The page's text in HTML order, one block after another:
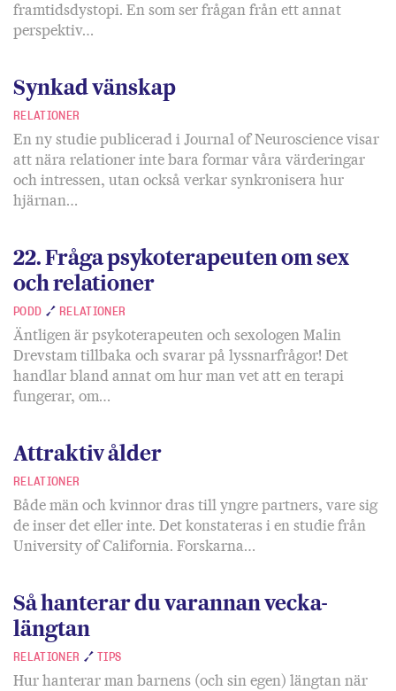
framtidsdystopi. En som ser frågan från ett annat
perspektiv…
Synkad vänskap
RELATIONER
En ny studie publicerad i Journal of Neuroscience visar
att nära relationer inte bara formar våra värderingar
och intressen, utan också verkar synkronisera hur
hjärnan…
22. Fråga psykoterapeuten om sex
och relationer
PODD RELATIONER
Äntligen är psykoterapeuten och sexologen Malin
Drevstam tillbaka och svarar på lyssnarfrågor! Det
handlar bland annat om hur man vet att en terapi
fungerar, om…
Attraktiv ålder
RELATIONER
Både män och kvinnor dras till yngre partners, vare sig
de inser det eller inte. Det konstateras i en studie från
University of California. Forskarna…
Så hanterar du varannan vecka-
längtan
RELATIONER TIPS
Hur hanterar man barnens (och sin egen) längtan när